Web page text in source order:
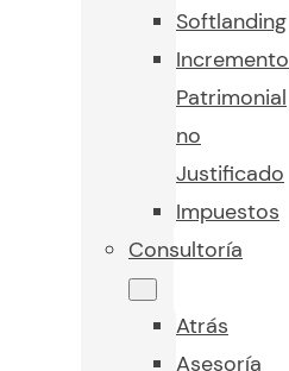
Softlanding
Incremento
Patrimonial
no
Justificado
Impuestos
Consultoría
Atrás
Asesoría